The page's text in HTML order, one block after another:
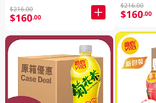
$216.00
$160.00
$216.00
$160.00